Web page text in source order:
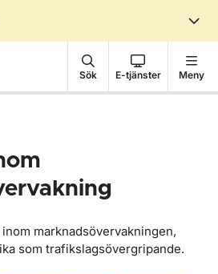
Sök E-tjänster Meny
marknadsövervakningen,
som trafikslagsövergripande.